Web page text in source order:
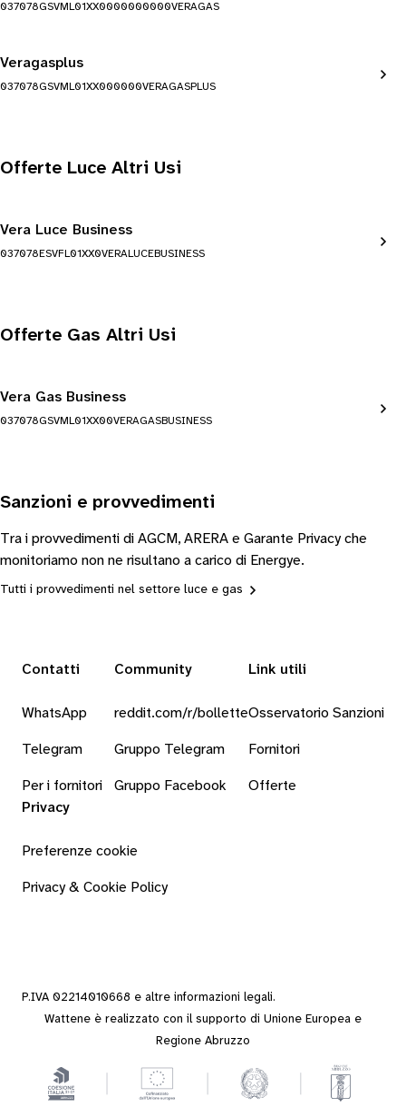
037078GSVML01XX0000000000VERAGAS
Veragasplus
037078GSVML01XX000000VERAGASPLUS
Offerte Luce Altri Usi
Vera Luce Business
037078ESVFL01XX0VERALUCEBUSINESS
Offerte Gas Altri Usi
Vera Gas Business
037078GSVML01XX00VERAGASBUSINESS
Sanzioni e provvedimenti
Tra i provvedimenti di AGCM, ARERA e Garante Privacy che
monitoriamo non ne risultano a carico di Energye.
Tutti i provvedimenti nel settore luce e gas
Contatti
WhatsApp
Telegram
Per i fornitori
Community
reddit.com/r/bollette
Gruppo Telegram
Gruppo Facebook
Link utili
Osservatorio Sanzioni
Fornitori
Offerte
Privacy
Preferenze cookie
Privacy & Cookie Policy
P.IVA 02214010668 e altre informazioni legali.
Wattene è realizzato con il supporto di Unione Europea e
Regione Abruzzo